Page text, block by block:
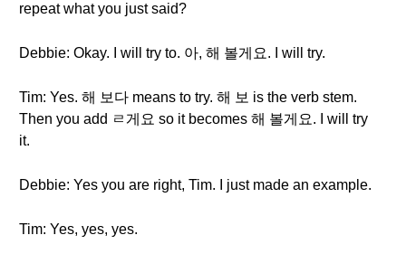
repeat what you just said?
Debbie: Okay. I will try to. 아, 해 볼게요. I will try.
Tim: Yes. 해 보다 means to try. 해 보 is the verb stem.
Then you add ㄹ게요 so it becomes 해 볼게요. I will try
it.
Debbie: Yes you are right, Tim. I just made an example.
Tim: Yes, yes, yes.